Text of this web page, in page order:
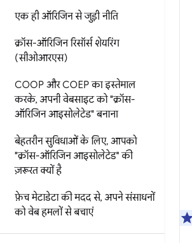
एक ही ऑरिजिन से जुड़ी नीति
क्रॉस-ऑरिजिन रिसॉर्स शेयरिंग
(सीओआरएस)
COOP और COEP का इस्तेमाल
करके, अपनी वेबसाइट को "क्रॉस-
ऑरिजिन आइसोलेटेड" बनाना
बेहतरीन सुविधाओं के लिए, आपको
"क्रॉस-ऑरिजिन आइसोलेटेड" की
ज़रूरत क्यों है
फ़ेच मेटाडेटा की मदद से, अपने संसाधनों
को वेब हमलों से बचाएं